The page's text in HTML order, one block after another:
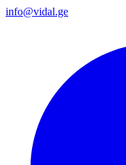
info@vidal.ge